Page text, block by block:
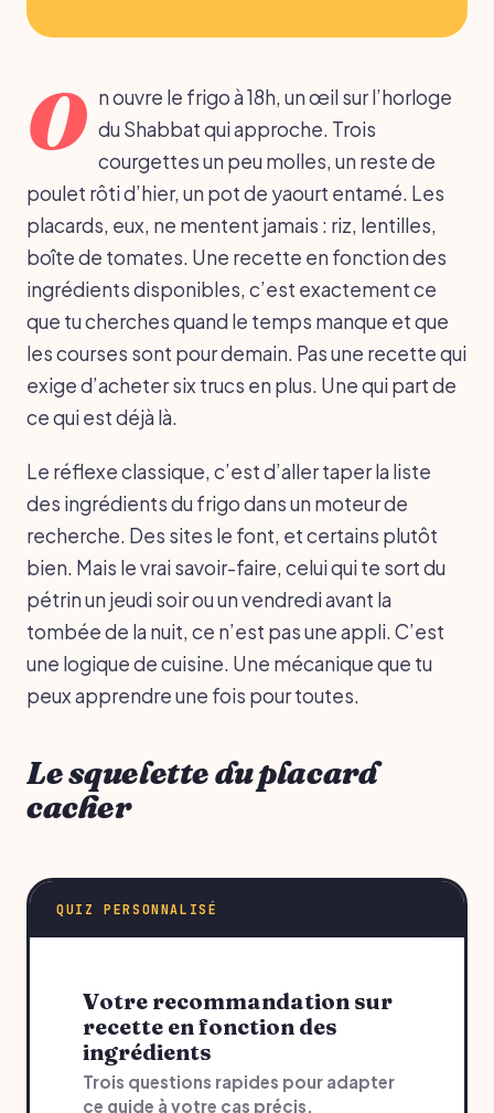
O n ouvre le frigo à 18h, un œil sur l’horloge
du Shabbat qui approche. Trois
courgettes un peu molles, un reste de
poulet rôti d’hier, un pot de yaourt entamé. Les
placards, eux, ne mentent jamais : riz, lentilles,
boîte de tomates. Une recette en fonction des
ingrédients disponibles, c’est exactement ce
que tu cherches quand le temps manque et que
les courses sont pour demain. Pas une recette qui
exige d’acheter six trucs en plus. Une qui part de
ce qui est déjà là.
Le réflexe classique, c’est d’aller taper la liste
des ingrédients du frigo dans un moteur de
recherche. Des sites le font, et certains plutôt
bien. Mais le vrai savoir-faire, celui qui te sort du
pétrin un jeudi soir ou un vendredi avant la
tombée de la nuit, ce n’est pas une appli. C’est
une logique de cuisine. Une mécanique que tu
peux apprendre une fois pour toutes.
Le squelette du placard
cacher
QUIZ PERSONNALISÉ
Votre recommandation sur
recette en fonction des
ingrédients
Trois questions rapides pour adapter
ce guide à votre cas précis.